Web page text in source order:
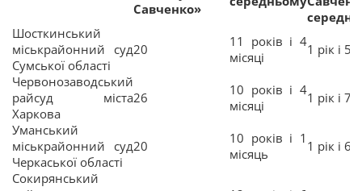
Савченко»
Шосткинський
міськрайонний суд
Сумської області
20
11 років і 4
місяці
1 рік і 5
Червонозаводський
райсуд міста
Харкова
26
10 років і 4
місяці
1 рік і 7
Уманський
міськрайонний суд
Черкаської області
20
10 років і 1
місяць
1 рік і 6
Сокирянський